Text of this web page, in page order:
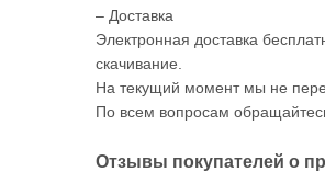
– Доставка
Электронная доставка
скачивание.
На текущий момент мы не
По всем вопросам
Отзывы покупателей о